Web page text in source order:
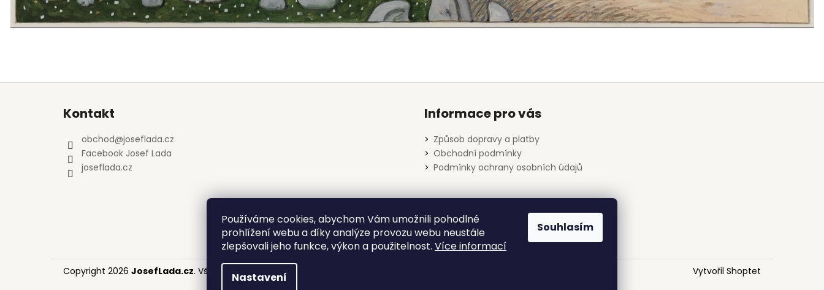
Používáme cookies, abychom Vám umožnili pohodlné
prohlížení webu a díky analýze provozu webu neustále
zlepšovali jeho funkce, výkon a použitelnost. Více informací
Nastavení
Souhlasím
Z
Kontakt
obchod@joseflada.cz
Facebook Josef Lada
joseflada.cz
Informace pro vás
Způsob dopravy a platby
Obchodní podmínky
Podmínky ochrany osobních údajů
Databáze děl Josefa Lady
Vytvořil Shoptet
Copyright 2026 JosefLada.cz. Všechna práva vyhrazena.